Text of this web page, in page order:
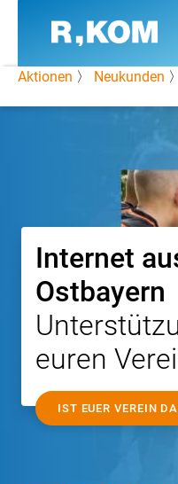
Aktionen 〉 Neukunden
Vereine
Internet
Ostbayern
euren
IST EUER VEREIN